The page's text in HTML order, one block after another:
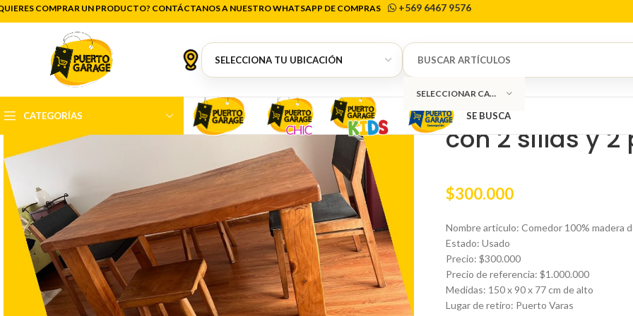
COMPRAR UN PRODUCTO? CONTÁCTANOS A NUESTRO WHATSAPP DE COMPRAS +569 6467 9576
SELECCIONAR CATEGORÍA
CATEGORÍAS SE BUSCA
Inicio Muebles Juego de comedor
Comedor
con 2 sillas y 2
$300.000
Nombre articulo: Comedor 100% madera
Estado: Usado
Precio: $300.000
Precio de referencia: $1.000.000
Medidas: 150 x 90 x 77 cm de alto
Lugar de retiro: Puerto Varas